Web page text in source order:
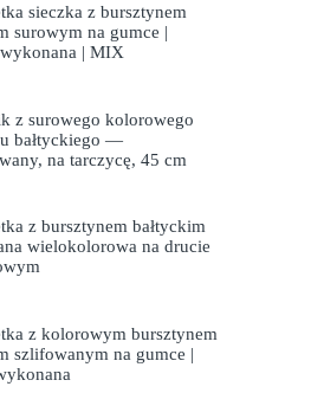
sieczka z bursztynem
surowym na gumce |
| MIX
z surowego kolorowego
bałtyckiego —
na tarczycę, 45 cm
z bursztynem bałtyckim
wielokolorowa na drucie
z kolorowym bursztynem
szlifowanym na gumce |